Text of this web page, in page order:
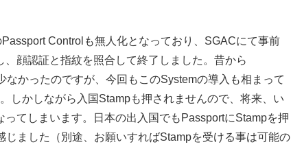
Controlも無人化となっており、SGACにて事前
顔認証と指紋を照合して終了しました。昔から
かったのですが、今回もこのSystemの導入も相まって
しかしながら入国Stampも押されませんので、将来、い
てしまいます。日本の出入国でもPassportにStampを押
ました（別途、お願いすればStampを受ける事は可能の